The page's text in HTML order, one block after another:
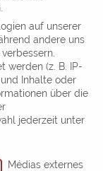
and allow your
power to
auf unserer
andere uns
werden (z. B. IP-
Inhalte oder
über die
jederzeit unter
Médias externes